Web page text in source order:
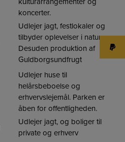
koncerter.
Udlejer jagt, festlokaler og
tilbyder oplevelser i naturen.
Desuden produktion af
Guldborgsundfrugt
Udlejer huse til
helårsbeboelse og
erhvervslejemål. Parken er
åben for offentligheden.
Udlejer jagt, og boliger til
private og erhverv